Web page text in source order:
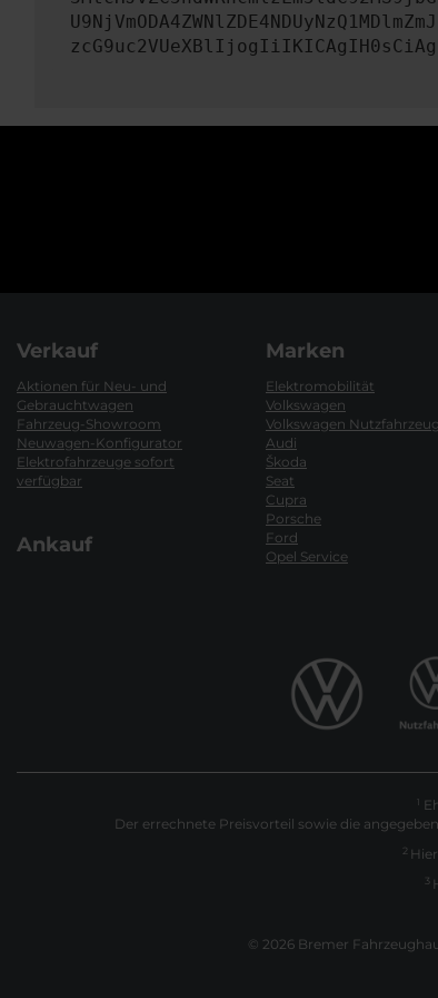
Verkauf
Aktionen für Neu- und
Gebrauchtwagen
Fahrzeug-Showroom
Neuwagen-Konfigurator
Elektrofahrzeuge sofort
verfügbar
Ankauf
Marken
Elektromobilität
Volkswagen
Volkswagen
Audi
Škoda
Seat
Cupra
Porsche
Ford
Opel Service
1
Der errechnete Preisvorteil sowie die
2
3
© 2026 Bremer